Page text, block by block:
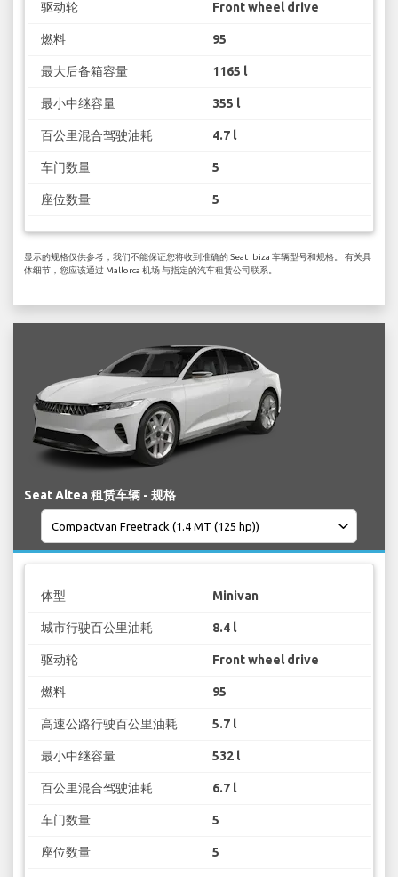
驱动轮 Front wheel drive
燃料 95
最大后备箱容量 1165 l
最小中继容量 355 l
百公里混合驾驶油耗 4.7 l
车门数量 5
座位数量 5
显示的规格仅供参考，我们不能保证您将收到准确的 Seat Ibiza 车辆型号和规格。 有关具
体细节，您应该通过 Mallorca 机场 与指定的汽车租赁公司联系。
Seat Altea 租赁车辆 - 规格
体型 Minivan
城市行驶百公里油耗 8.4 l
驱动轮 Front wheel drive
燃料 95
高速公路行驶百公里油耗 5.7 l
最小中继容量 532 l
百公里混合驾驶油耗 6.7 l
车门数量 5
座位数量 5